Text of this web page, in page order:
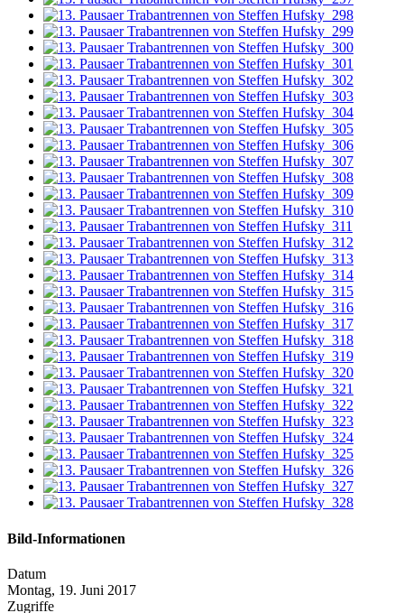
Bild-Informationen
Datum
Montag, 19. Juni 2017
Zugriffe